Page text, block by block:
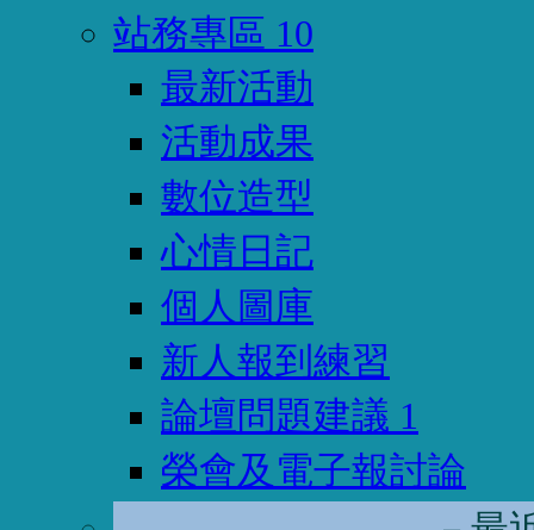
站務專區 10
最新活動
活動成果
數位造型
心情日記
個人圖庫
新人報到練習
論壇問題建議 1
榮會及電子報討論